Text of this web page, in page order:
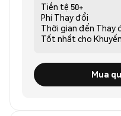
Tiền tệ 50+
Phí Thay đổi
Thời gian đến Thay
Tốt nhất cho
Mua